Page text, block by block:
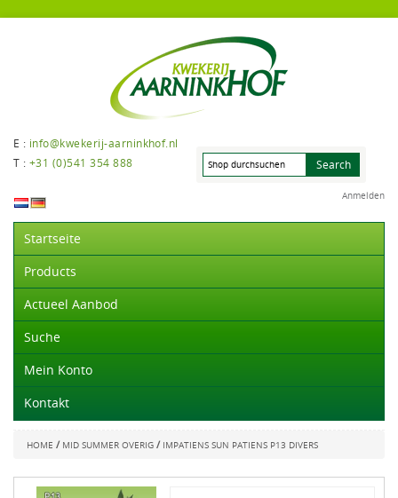
E : info@kwekerij-aarninkhof.nl
T : +31 (0)541 354 888
Anmelden
Startseite
Products
Actueel Aanbod
Suche
Mein Konto
Kontakt
HOME / MID SUMMER OVERIG / IMPATIENS SUN PATIENS P13 DIVERS